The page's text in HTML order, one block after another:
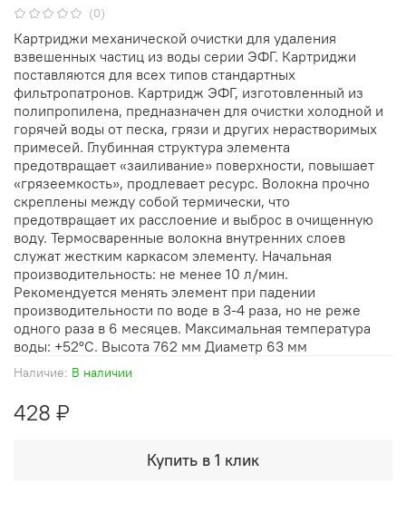
(0)
Наличие: В наличии
428 ₽
Купить в 1 клик
Картриджи механической очистки для удаления
взвешенных частиц из воды серии ЭФГ. Картриджи
поставляются для всех типов стандартных
фильтропатронов. Картридж ЭФГ, изготовленный из
полипропилена, предназначен для очистки холодной и
горячей воды от песка, грязи и других нерастворимых
примесей. Глубинная структура элемента
предотвращает «заиливание» поверхности, повышает
«грязеемкость», продлевает ресурс. Волокна прочно
скреплены между собой термически, что
предотвращает их расслоение и выброс в очищенную
воду. Термосваренные волокна внутренних слоев
служат жестким каркасом элементу. Начальная
производительность: не менее 10 л/мин.
Рекомендуется менять элемент при падении
производительности по воде в 3-4 раза, но не реже
одного раза в 6 месяцев. Максимальная температура
воды: +52°C. Высота 762 мм Диаметр 63 мм